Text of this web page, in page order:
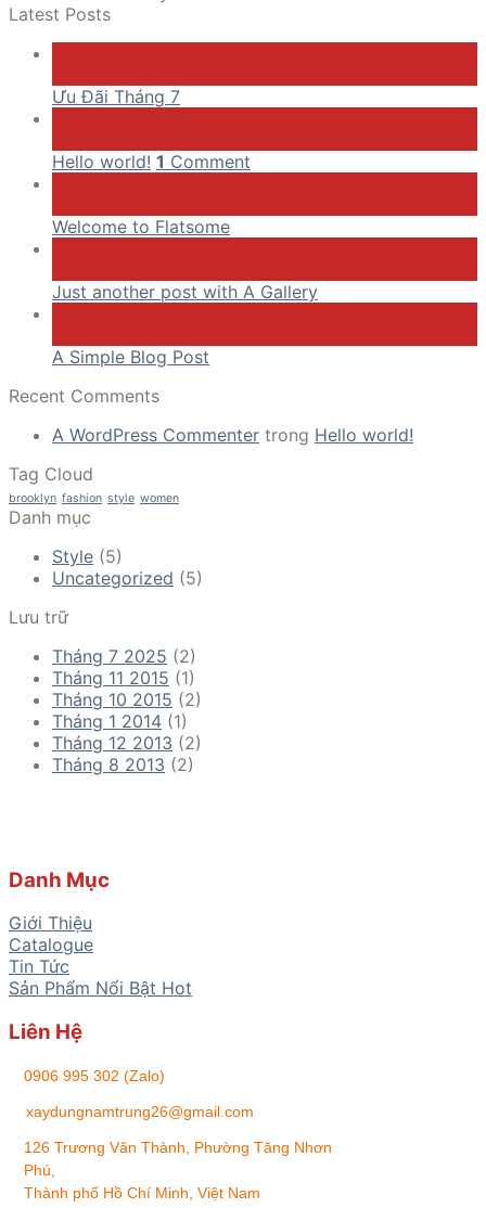
Latest Posts
Ưu Đãi Tháng 7
Hello world! 1 Comment
Welcome to Flatsome
Just another post with A Gallery
A Simple Blog Post
Recent Comments
A WordPress Commenter trong Hello world!
Tag Cloud
brooklyn fashion style women
Danh mục
Style (5)
Uncategorized (5)
Lưu trữ
Tháng 7 2025 (2)
Tháng 11 2015 (1)
Tháng 10 2015 (2)
Tháng 1 2014 (1)
Tháng 12 2013 (2)
Tháng 8 2013 (2)
Danh Mục
Giới Thiệu
Catalogue
Tin Tức
Sản Phẩm Nổi Bật
Liên Hệ
0906 995 302 (Zalo)
xaydungnamtrung26@gmail.com
126 Trương Văn Thành, Phường Tăng Nhơn
Phú,
Thành phố Hồ Chí Minh, Việt Nam